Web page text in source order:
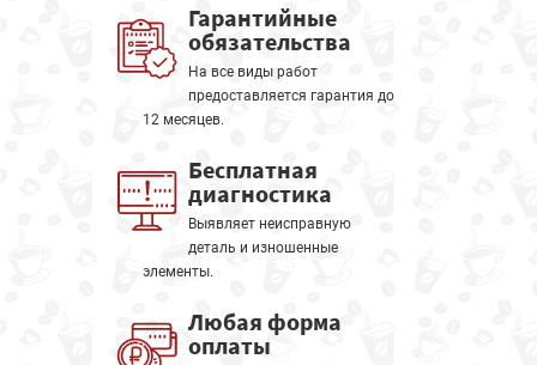
Гарантийные
обязательства
На все виды работ
предоставляется гарантия до
12 месяцев.
Бесплатная
диагностика
Выявляет неисправную
деталь и изношенные
элементы.
Любая форма
оплаты